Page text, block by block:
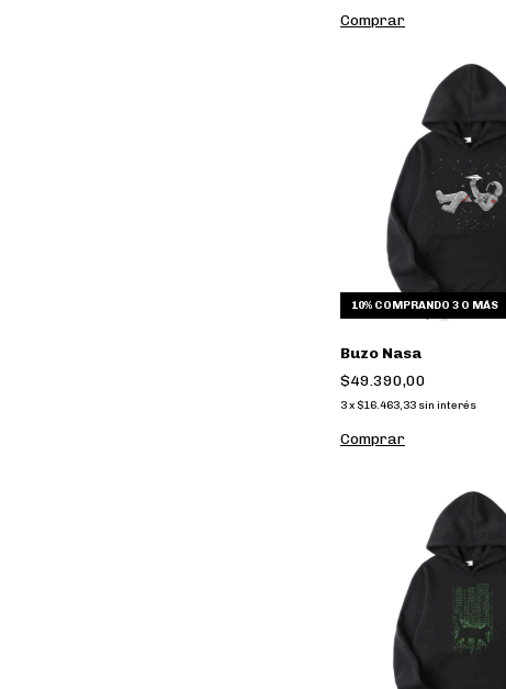
Comprar
10% COMPRANDO 3 O MÁS
Buzo Nasa
$49.390,00
3x $16.463,33 sin interés
Comprar